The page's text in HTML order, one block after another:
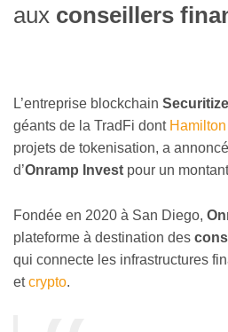
aux conseillers
L’entreprise blockchain Securitize
géants de la TradFi dont
projets de tokenisation, a
d’Onramp Invest pour un
Fondée en 2020 à San Diego,
plateforme à destination des
qui connecte les infrastructures
etcrypto.